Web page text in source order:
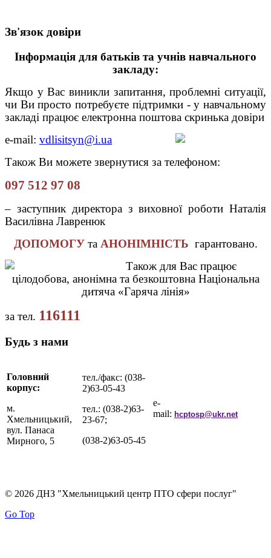
Зв'язок довіри
Інформація для батьків та учнів навчального
закладу:
Якщо у Вас виникли запитання, проблемні ситуації,
чи Ви просто потребуєте підтримки - у навчальному
закладі працює електронна поштова скринька довіри
e-mail: vdlisitsyn@i.ua
Також Ви можете звернутися за телефоном:
097 512 97 08
– заступник директора з виховної роботи Наталія
Василівна Лавренюк
ДОПОМОГУ та АНОНІМНІСТЬ гарантовано.
Також для Вас працює
цілодобова, анонімна та безкоштовна Національна
дитяча «Гаряча лінія»
за тел. 116111
Будь з нами
Головний
корпус:
м.
Хмельницький,
вул. Панаса
Мирного, 5
тел./факс: (038-
2)63-05-43
тел.: (038-2)63-
23-67;
(038-2)63-05-45
e-
mail: hcptosp@ukr.net
© 2026 ДНЗ "Хмельницький центр ПТО сфери послуг"
Go Top